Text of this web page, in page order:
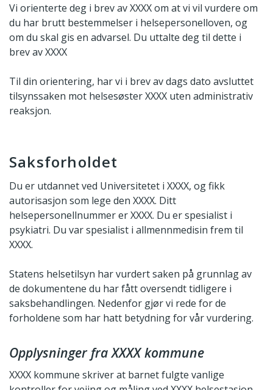
Vi orienterte deg i brev av XXXX om at vi vil vurdere om
du har brutt bestemmelser i helsepersonelloven, og
om du skal gis en advarsel. Du uttalte deg til dette i
brev av XXXX
Til din orientering, har vi i brev av dags dato avsluttet
tilsynssaken mot helsesøster XXXX uten administrativ
reaksjon.
Saksforholdet
Du er utdannet ved Universitetet i XXXX, og fikk
autorisasjon som lege den XXXX. Ditt
helsepersonellnummer er XXXX. Du er spesialist i
psykiatri. Du var spesialist i allmennmedisin frem til
XXXX.
Statens helsetilsyn har vurdert saken på grunnlag av
de dokumentene du har fått oversendt tidligere i
saksbehandlingen. Nedenfor gjør vi rede for de
forholdene som har hatt betydning for vår vurdering.
Opplysninger fra XXXX kommune
XXXX kommune skriver at barnet fulgte vanlige